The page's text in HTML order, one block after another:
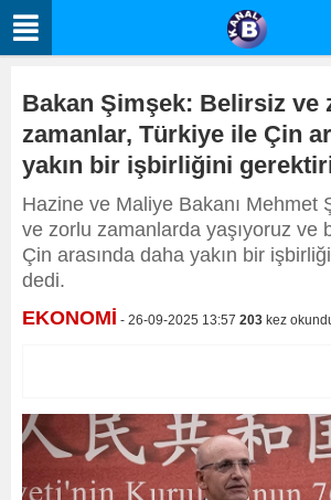
Bakan Şimşek: Belirsiz ve
zamanlar, Türkiye ile Çin
yakın bir işbirliğini
Hazine ve Maliye Bakanı Mehmet
ve zorlu zamanlarda yaşıyoruz ve
Çin arasında daha yakın bir
dedi.
EKONOMİ - 26-09-2025 13:57 203 kez